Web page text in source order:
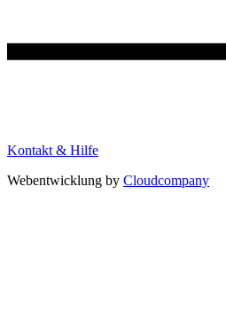
Kontakt & Hilfe
Webentwicklung by Cloudcompany